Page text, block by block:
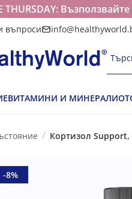
THURSDAY:
въпроси
ВИТАМИНИ И МИНЕРАЛИ
Кортизол Support,
-8%